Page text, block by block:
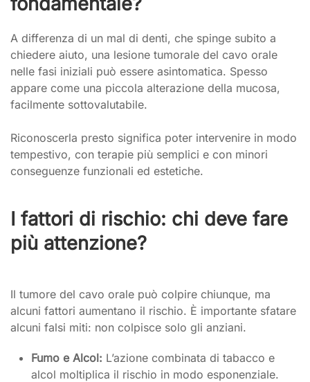
A differenza di un mal di denti, che spinge subito a
chiedere aiuto, una lesione tumorale del cavo orale
nelle fasi iniziali può essere asintomatica. Spesso
appare come una piccola alterazione della mucosa,
facilmente sottovalutabile.
Riconoscerla presto significa poter intervenire in modo
tempestivo, con terapie più semplici e con minori
conseguenze funzionali ed estetiche.
I fattori di rischio: chi deve fare
più attenzione?
Il tumore del cavo orale può colpire chiunque, ma
alcuni fattori aumentano il rischio. È importante sfatare
alcuni falsi miti: non colpisce solo gli anziani.
Fumo e Alcol: L’azione combinata di tabacco e
alcol moltiplica il rischio in modo esponenziale.